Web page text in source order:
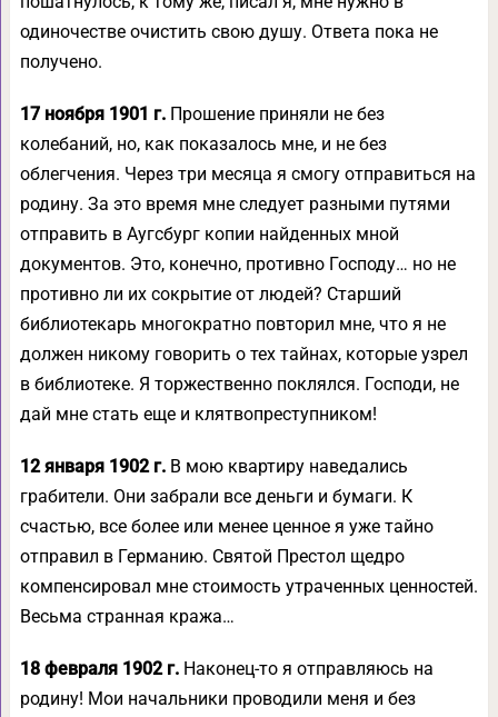
одиночестве очистить свою душу. Ответа пока не
получено.
17 ноября 1901 г. Прошение приняли не без
колебаний, но, как показалось мне, и не без
облегчения. Через три месяца я смогу отправиться на
родину. За это время мне следует разными путями
отправить в Аугсбург копии найденных мной
документов. Это, конечно, противно Господу… но не
противно ли их сокрытие от людей? Старший
библиотекарь многократно повторил мне, что я не
должен никому говорить о тех тайнах, которые узрел
в библиотеке. Я торжественно поклялся. Господи, не
дай мне стать еще и клятвопреступником!
12 января 1902 г.В мою квартиру наведались
грабители. Они забрали все деньги и бумаги. К
счастью, все более или менее ценное я уже тайно
отправил в Германию. Святой Престол щедро
компенсировал мне стоимость утраченных ценностей.
Весьма странная кража…
18 февраля 1902 г. Наконец-то я отправляюсь на
родину! Мои начальники проводили меня и без